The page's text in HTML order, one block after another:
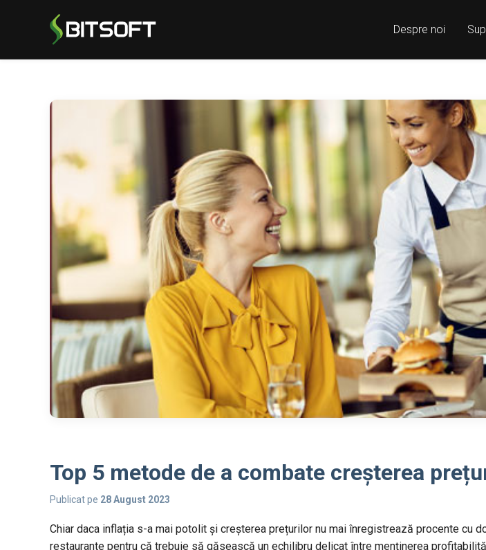
Despre noi
Top 5 metode de a combate creșterea
Publicat pe 28 August 2023
Chiar daca inflația s-a mai potolit și creșterea prețurilor nu mai înregistrează procente
restaurante pentru că trebuie să găsească un echilibru delicat între menținerea